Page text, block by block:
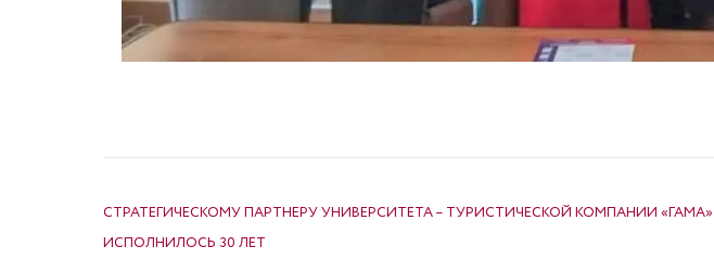
СТРАТЕГИЧЕСКОМУ ПАРТНЕРУ УНИВЕРСИТЕТА – ТУРИСТИЧЕСКОЙ КОМПАНИИ «ГАМА»
ИСПОЛНИЛОСЬ 30 ЛЕТ